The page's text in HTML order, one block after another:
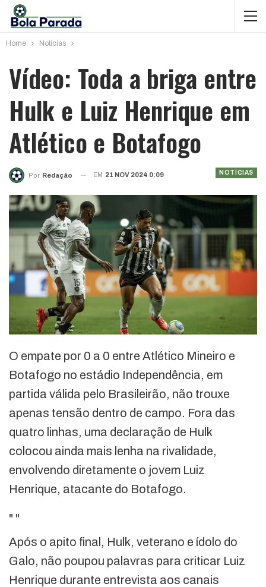
Home Notícias
Vídeo: Toda a briga entre
Hulk e Luiz Henrique em
Atlético e Botafogo
NOTÍCIAS
Por Redação EM 21 NOV 2024 0:09
O empate por 0 a 0 entre Atlético Mineiro e
Botafogo no estádio Independência, em
partida válida pelo Brasileirão, não trouxe
apenas tensão dentro de campo. Fora das
quatro linhas, uma declaração de Hulk
colocou ainda mais lenha na rivalidade,
envolvendo diretamente o jovem Luiz
Henrique, atacante do Botafogo.
" "
Após o apito final, Hulk, veterano e ídolo do
Galo, não poupou palavras para criticar Luiz
Henrique durante entrevista aos canais